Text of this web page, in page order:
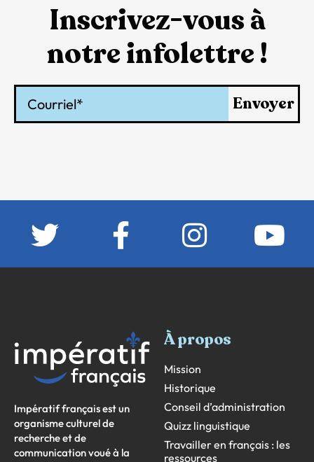
Inscrivez-vous à
notre infolettre !
Envoyer
Impératif français est un
organisme culturel de
recherche et de
communication voué à la
À propos
Mission
Historique
Conseil d’administration
Quizz linguistique
Travailler en français : les
ressources